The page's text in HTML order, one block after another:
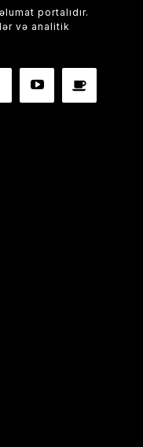
portalıdır.
və analitik